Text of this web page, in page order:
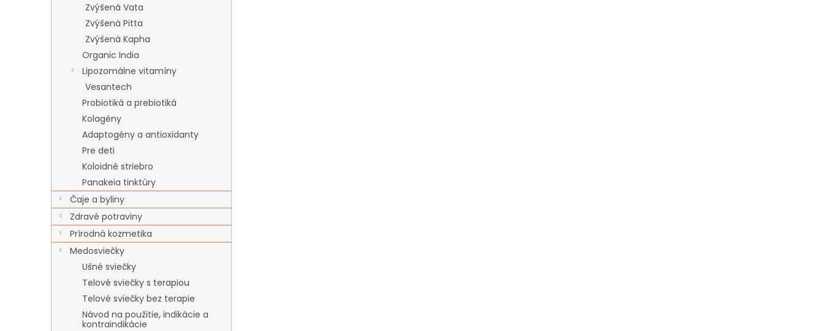
Zvýšená Vata
Zvýšená Pitta
Zvýšená Kapha
Organic India
Lipozomálne vitamíny
Vesantech
Probiotiká a prebiotiká
Kolagény
Adaptogény a antioxidanty
Pre deti
Koloidné striebro
Panakeia tinktúry
Čaje a byliny
Zdravé potraviny
Prírodná kozmetika
Medosviečky
Ušné sviečky
Telové sviečky s terapiou
Telové sviečky bez terapie
Návod na použitie, indikácie a
kontraindikácie